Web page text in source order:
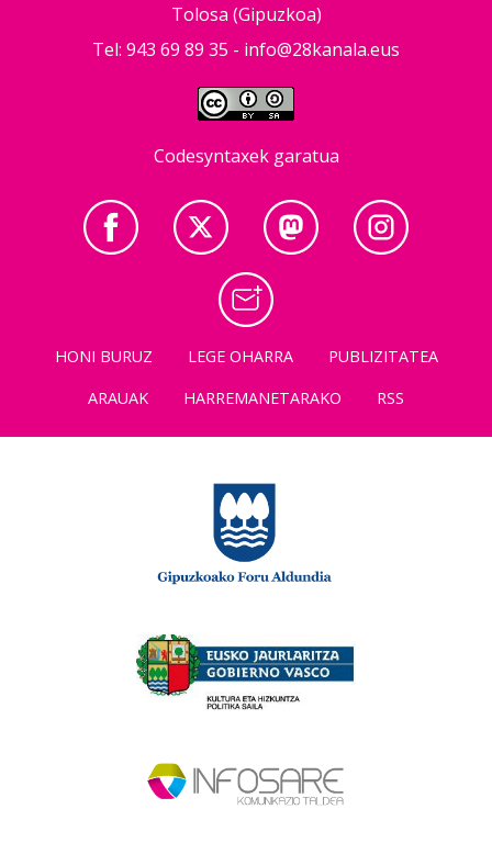
Tolosa (Gipuzkoa)
Tel: 943 69 89 35 - info@28kanala.eus
Codesyntaxek garatua
HONI BURUZ LEGE OHARRA
PUBLIZITATEA
ARAUAK
HARREMANETARAKO RSS